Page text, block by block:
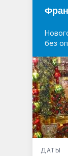
без
ДАТЫ